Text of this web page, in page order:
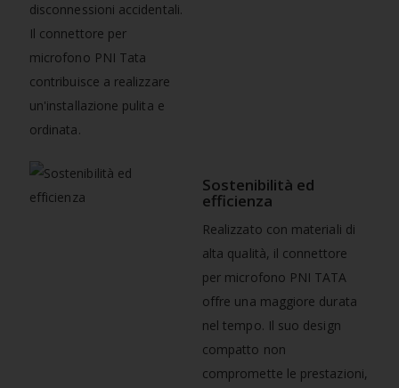
disconnessioni accidentali.
Il connettore per
microfono PNI Tata
contribuisce a realizzare
un'installazione pulita e
ordinata.
Sostenibilità ed
efficienza
Realizzato con materiali di
alta qualità, il connettore
per microfono PNI TATA
offre una maggiore durata
nel tempo. Il suo design
compatto non
compromette le prestazioni,